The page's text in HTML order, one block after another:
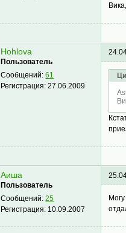
Hohlova
Пользователь
Сообщений:61
Регистрация:27.06.2009
Аиша
Пользователь
Сообщений:25
Регистрация: 10.09.2007